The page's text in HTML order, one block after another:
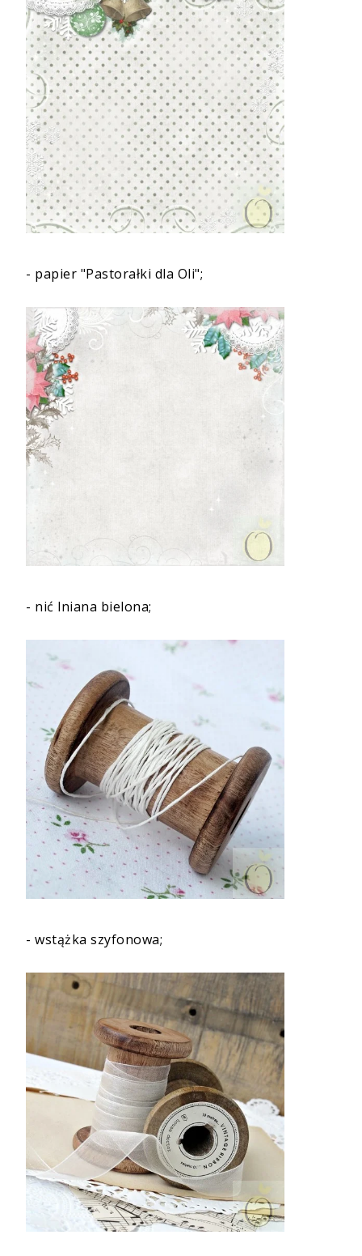
- papier "Pastorałki dla Oli";
- nić lniana bielona;
-wstążka szyfonowa;